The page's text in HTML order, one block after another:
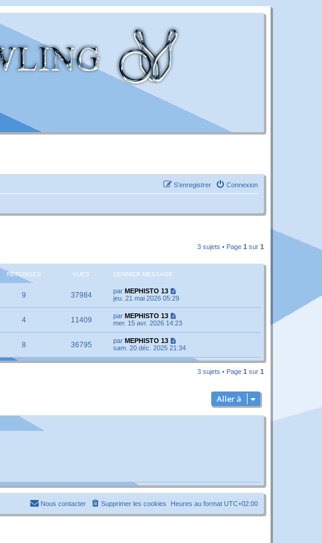
Connexion
S’enregistrer
3 sujets • Page 1 sur 1
RÉPONSES VUES DERNIER MESSAGE
9 37984 par MEPHISTO 13
jeu. 21 mai 2026 05:29
4 11409 par MEPHISTO 13
mer. 15 avr. 2026 14:23
8 36795 par MEPHISTO 13
sam. 20 déc. 2025 21:34
3 sujets • Page 1 sur 1
Aller à
Heures au format UTC+02:00
Supprimer les cookies
Nous contacter